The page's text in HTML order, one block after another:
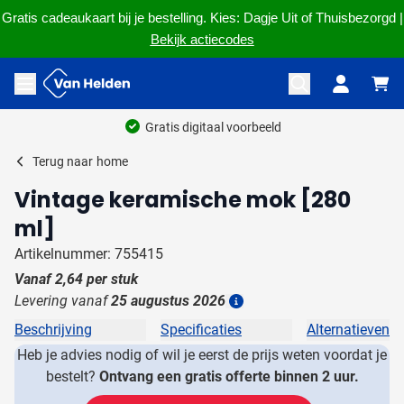
Gratis cadeaukaart bij je bestelling. Kies: Dagje Uit of Thuisbezorgd |
Bekijk actiecodes
Ga naar de inhoud
Menu openen
Gratis digitaal voorbeeld
Terug naar home
Vintage keramische mok [280
ml]
Artikelnummer: 755415
Vanaf2,64 per stuk
Levering vanaf25 augustus 2026
Beschrijving Specificaties
Alternatieven
Heb je advies nodig of wil je eerst de prijs weten voordat je
bestelt? Ontvang een gratis offerte binnen 2 uur.